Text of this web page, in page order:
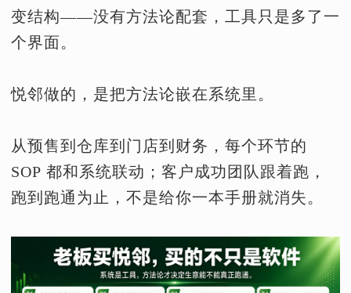
变结构——没有方法论配套，工具只是多了一
个界面。
悦邻做的，是把方法论嵌在系统里。
从预售到仓库到门店到财务，每个环节的
SOP 都和系统联动；客户成功团队跟着跑，
跑到跑通为止，不是给你一本手册就消失。